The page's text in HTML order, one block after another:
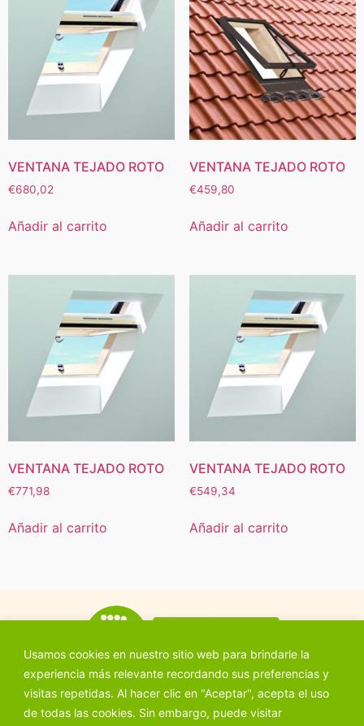
Usamos cookies en nuestro sitio web para brindarle la
experiencia más relevante recordando sus preferencias y
visitas repetidas. Al hacer clic en "Aceptar", acepta el uso
de todas las cookies. Sin embargo, puede visitar
VENTANA TEJADO ROTO
€680,02
Añadir al carrito
VENTANA TEJADO ROTO
€459,80
Añadir al carrito
VENTANA TEJADO ROTO
€771,98
Añadir al carrito
VENTANA TEJADO ROTO
€549,34
Añadir al carrito